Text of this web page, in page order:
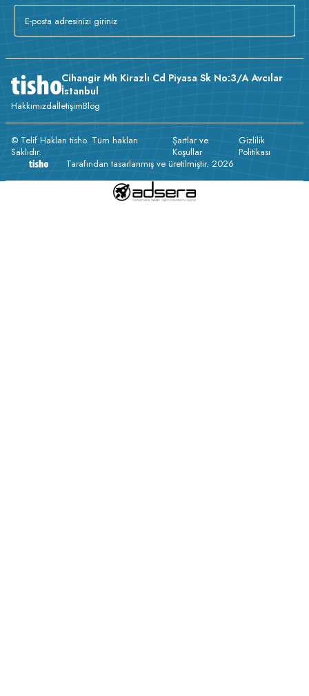
Cihangir Mh Kirazlı Cd Piyasa Sk No:3/A Avcılar
İstanbul
HakkımızdaİletişimBlog
© Telif Hakları tisho. Tüm hakları
Saklıdır.
Şartlar ve
Koşullar
Gizlilik
Politikası
Tarafından tasarlanmış ve üretilmiştir. 2026